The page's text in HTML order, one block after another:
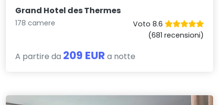
Grand Hotel des Thermes
178 camere
Voto 8.6
(681 recensioni)
A partire da 209 EUR a notte